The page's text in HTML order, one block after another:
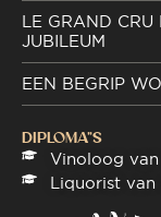
LE GRAND CRU
JUBILEUM
EEN BEGRIP
DIPLOMA"S
Vinoloog
Liquorist